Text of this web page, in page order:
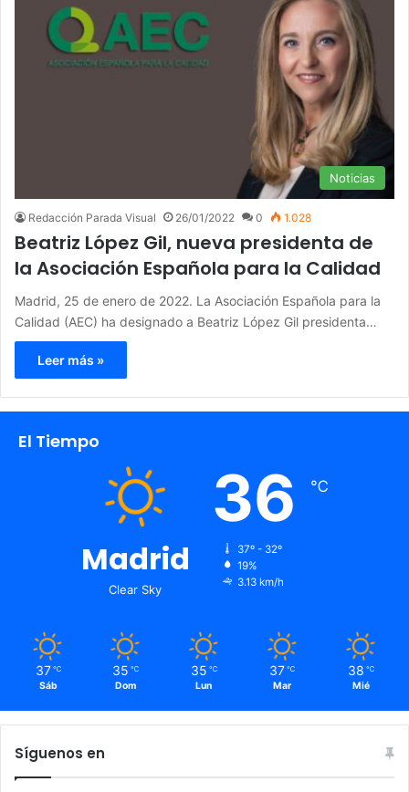
Noticias
Redacción Parada Visual 26/01/2022 0 1.028
Beatriz López Gil, nueva presidenta de
la Asociación Española para la Calidad
Madrid, 25 de enero de 2022. La Asociación Española para la
Calidad (AEC) ha designado a Beatriz López Gil presidenta…
Leer más »
El Tiempo
Madrid
Clear Sky
36 ℃
37º - 32º
19%
3.13 km/h
37 ℃
Sáb
35 ℃
Dom
35 ℃
Lun
37 ℃
Mar
38 ℃
Mié
Síguenos en